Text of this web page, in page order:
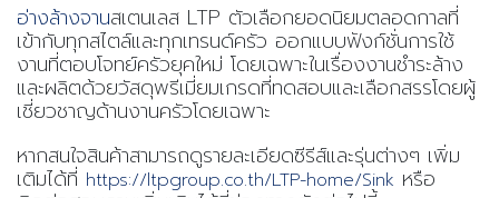
อ่างล้างจานสเตนเลส LTP ตัวเลือกยอดนิยมตลอดกาลที่
เข้ากับทุกสไตล์และทุกเทรนด์ครัว ออกแบบฟังก์ชั่นการใช้
งานที่ตอบโจทย์ครัวยุคใหม่ โดยเฉพาะในเรื่องงานชำระล้าง
และผลิตด้วยวัสดุพรีเมี่ยมเกรดที่ทดสอบและเลือกสรรโดยผู้
เชี่ยวชาญด้านงานครัวโดยเฉพาะ
หากสนใจสินค้าสามารถดูรายละเอียดซีรีส์และรุ่นต่างๆ เพิ่ม
เติมได้ที่ https://ltpgroup.co.th/LTP-home/Sink หรือ